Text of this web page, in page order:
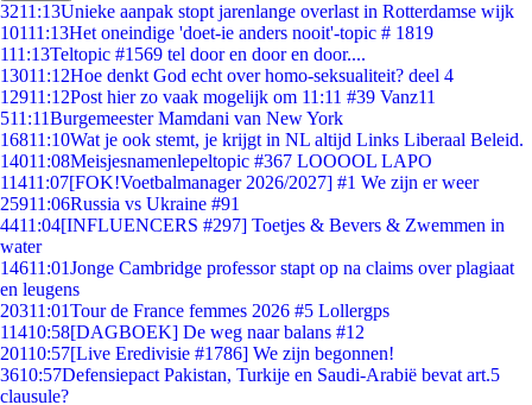
3211:13Unieke aanpak stopt jarenlange overlast in Rotterdamse wijk
10111:13Het oneindige 'doet-ie anders nooit'-topic # 1819
111:13Teltopic #1569 tel door en door en door....
13011:12Hoe denkt God echt over homo-seksualiteit? deel 4
12911:12Post hier zo vaak mogelijk om 11:11 #39 Vanz11
511:11Burgemeester Mamdani van New York
16811:10Wat je ook stemt, je krijgt in NL altijd Links Liberaal Beleid.
14011:08Meisjesnamenlepeltopic #367 LOOOOL LAPO
11411:07[FOK!Voetbalmanager 2026/2027] #1 We zijn er weer
25911:06Russia vs Ukraine #91
4411:04[INFLUENCERS #297] Toetjes & Bevers & Zwemmen in
water
14611:01Jonge Cambridge professor stapt op na claims over plagiaat
en leugens
20311:01Tour de France femmes 2026 #5 Lollergps
11410:58[DAGBOEK] De weg naar balans #12
20110:57[Live Eredivisie #1786] We zijn begonnen!
3610:57Defensiepact Pakistan, Turkije en Saudi-Arabië bevat art.5
clausule?